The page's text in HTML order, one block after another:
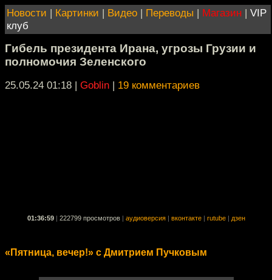
Новости | Картинки | Видео | Переводы | Магазин | VIP
клуб
Гибель президента Ирана, угрозы Грузии и
полномочия Зеленского
25.05.24 01:18 | Goblin | 19 комментариев
01:36:59 222799 просмотров аудиоверсия вконтакте rutube дзен
«Пятница, вечер!» с Дмитрием Пучковым